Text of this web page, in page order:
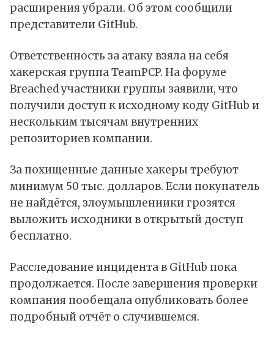
расширения убрали. Об этом сообщили
представители GitHub.
Ответственность за атаку взяла на себя
хакерская группа TeamPCP. На форуме
Breached участники группы заявили, что
получили доступ к исходному коду GitHub и
нескольким тысячам внутренних
репозиториев компании.
За похищенные данные хакеры требуют
минимум 50 тыс. долларов. Если покупатель
не найдётся, злоумышленники грозятся
выложить исходники в открытый доступ
бесплатно.
Расследование инцидента в GitHub пока
продолжается. После завершения проверки
компания пообещала опубликовать более
подробный отчёт о случившемся.